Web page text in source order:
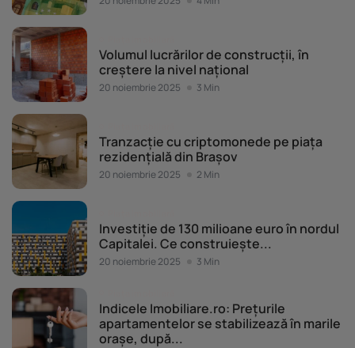
Volumul lucrărilor de construcții, în
creștere la nivel național
20 noiembrie 2025 3 Min
Tranzacție cu criptomonede pe piața
rezidențială din Brașov
20 noiembrie 2025 2 Min
Investiție de 130 milioane euro în nordul
Capitalei. Ce construiește...
20 noiembrie 2025 3 Min
Indicele Imobiliare.ro: Prețurile
apartamentelor se stabilizează în marile
orașe, după...